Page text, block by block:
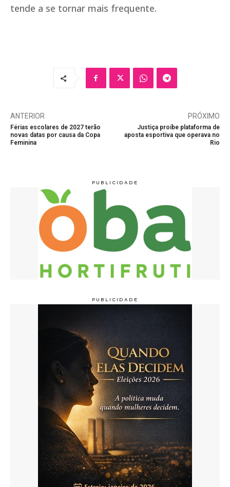
tende a se tornar mais frequente.
ANTERIOR
Férias escolares de 2027 terão
novas datas por causa da Copa
Feminina
PRÓXIMO
Justiça proíbe plataforma de
aposta esportiva que operava no
Rio